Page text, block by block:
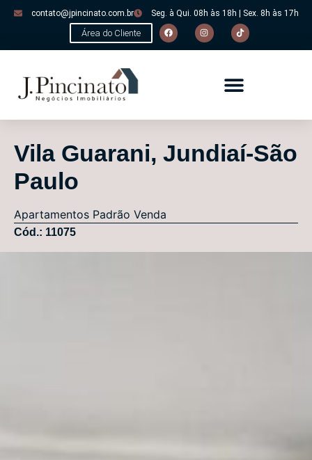
contato@jpincinato.com.br Seg. à Qui. 08h às 18h | Sex. 8h às 17h
Área do Cliente
Vila Guarani, Jundiaí-São
Paulo
Apartamentos Padrão Venda
Cód.: 11075